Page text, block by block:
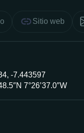
Sitio web
-7.443597
7°26’37.0″W